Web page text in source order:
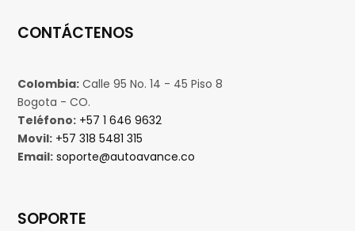
CONTÁCTENOS
Colombia: Calle 95 No. 14 - 45 Piso 8
Bogota - CO.
Teléfono: +57 1 646 9632
Movil: +57 318 5481 315
Email: soporte@autoavance.co
SOPORTE